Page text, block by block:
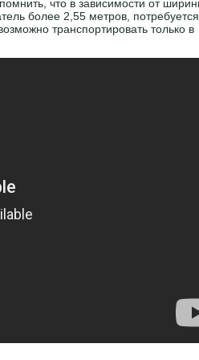
что в зависимости от
более 2,55 метров, потребуется
транспортировать только в